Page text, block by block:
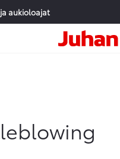
aukioloajat